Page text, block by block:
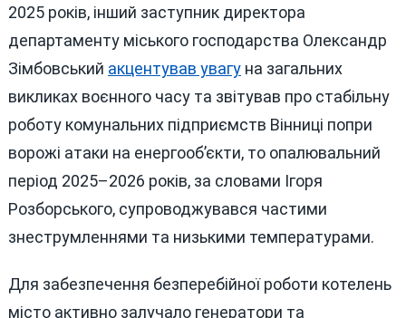
2025 років, інший заступник директора
департаменту міського господарства Олександр
Зімбовський акцентував увагуна загальних
викликах воєнного часу та звітував про стабільну
роботу комунальних підприємств Вінниці попри
ворожі атаки на енергооб’єкти, то опалювальний
період 2025–2026 років, за словами Ігоря
Розборського, супроводжувався частими
знеструмленнями та низькими температурами.
Для забезпечення безперебійної роботи котелень
місто активно залучало генератори та